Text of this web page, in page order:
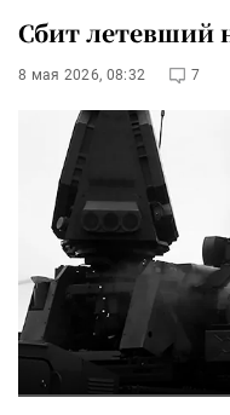
Сбит летевший
8 мая 2026, 08:32 7